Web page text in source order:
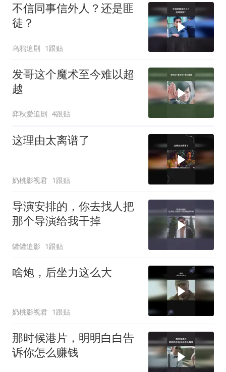
不信同事信外人？还是匪
徒？
乌鸦追剧 1跟贴
发哥这个魔术至今难以超
越
弈秋爱追剧 4跟贴
这理由太离谱了
奶桃影视君 1跟贴
导演安排的，你去找人把
那个导演给我干掉
罐罐追影 1跟贴
啥炮，后坐力这么大
奶桃影视君 1跟贴
那时候港片，明明白白告
诉你怎么赚钱